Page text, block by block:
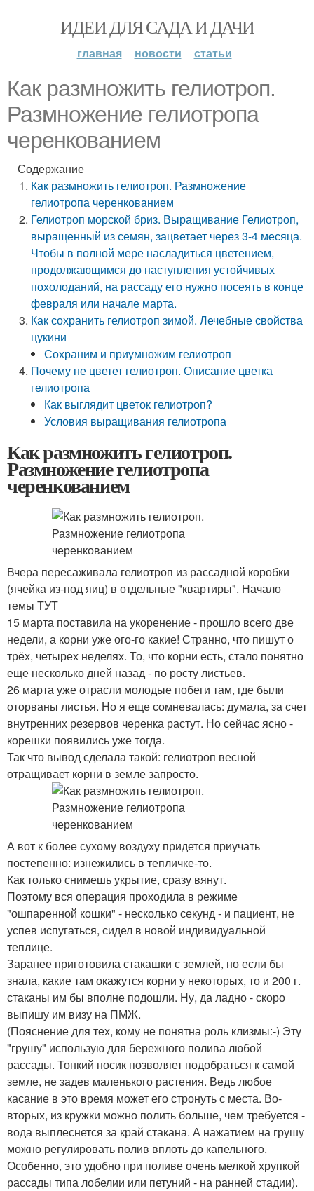
ИДЕИ ДЛЯ САДА И ДАЧИ
главная новости статьи
Как размножить гелиотроп.
Размножение гелиотропа
черенкованием
Содержание
Как размножить гелиотроп. Размножение
гелиотропа черенкованием
Гелиотроп морской бриз. Выращивание Гелиотроп,
выращенный из семян, зацветает через 3-4 месяца.
Чтобы в полной мере насладиться цветением,
продолжающимся до наступления устойчивых
похолоданий, на рассаду его нужно посеять в конце
февраля или начале марта.
Как сохранить гелиотроп зимой. Лечебные свойства
цукини
Сохраним и приумножим гелиотроп
Почему не цветет гелиотроп. Описание цветка
гелиотропа
Как выглядит цветок гелиотроп?
Условия выращивания гелиотропа
Как размножить гелиотроп.
Размножение гелиотропа
черенкованием
Вчера пересаживала гелиотроп из рассадной коробки
(ячейка из-под яиц) в отдельные "квартиры". Начало
темы ТУТ
15 марта поставила на укоренение - прошло всего две
недели, а корни уже ого-го какие! Странно, что пишут о
трёх, четырех неделях. То, что корни есть, стало понятно
еще несколько дней назад - по росту листьев.
26 марта уже отрасли молодые побеги там, где были
оторваны листья. Но я еще сомневалась: думала, за счет
внутренних резервов черенка растут. Но сейчас ясно -
корешки появились уже тогда.
Так что вывод сделала такой: гелиотроп весной
отращивает корни в земле запросто.
А вот к более сухому воздуху придется приучать
постепенно: изнежились в тепличке-то.
Как только снимешь укрытие, сразу вянут.
Поэтому вся операция проходила в режиме
"ошпаренной кошки" - несколько секунд - и пациент, не
успев испугаться, сидел в новой индивидуальной
теплице.
Заранее приготовила стакашки с землей, но если бы
знала, какие там окажутся корни у некоторых, то и 200 г.
стаканы им бы вполне подошли. Ну, да ладно - скоро
выпишу им визу на ПМЖ.
(Пояснение для тех, кому не понятна роль клизмы:-) Эту
"грушу" использую для бережного полива любой
рассады. Тонкий носик позволяет подобраться к самой
земле, не задев маленького растения. Ведь любое
касание в это время может его стронуть с места. Во-
вторых, из кружки можно полить больше, чем требуется -
вода выплеснется за край стакана. А нажатием на грушу
можно регулировать полив вплоть до капельного.
Особенно, это удобно при поливе очень мелкой хрупкой
рассады типа лобелии или петуний - на ранней стадии).